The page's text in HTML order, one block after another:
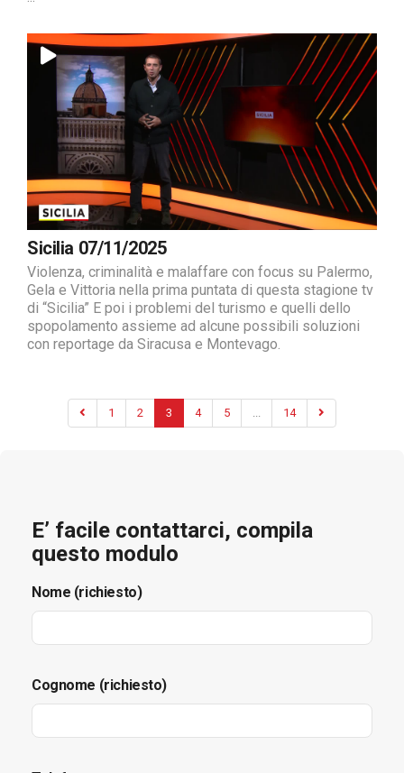
Sicilia 07/11/2025
Violenza, criminalità e malaffare con focus su Palermo,
Gela e Vittoria nella prima puntata di questa stagione tv
di “Sicilia” E poi i problemi del turismo e quelli dello
spopolamento assieme ad alcune possibili soluzioni
con reportage da Siracusa e Montevago.
1 2 3 4 5 14
E’ facile contattarci, compila
questo modulo
Nome (richiesto)
Cognome (richiesto)